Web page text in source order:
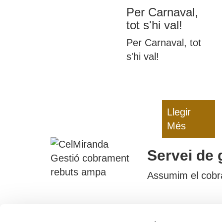
Per Carnaval,
tot s'hi val!
Per Carnaval, tot
s'hi val!
Llegir
Més
Servei de
Assumim el